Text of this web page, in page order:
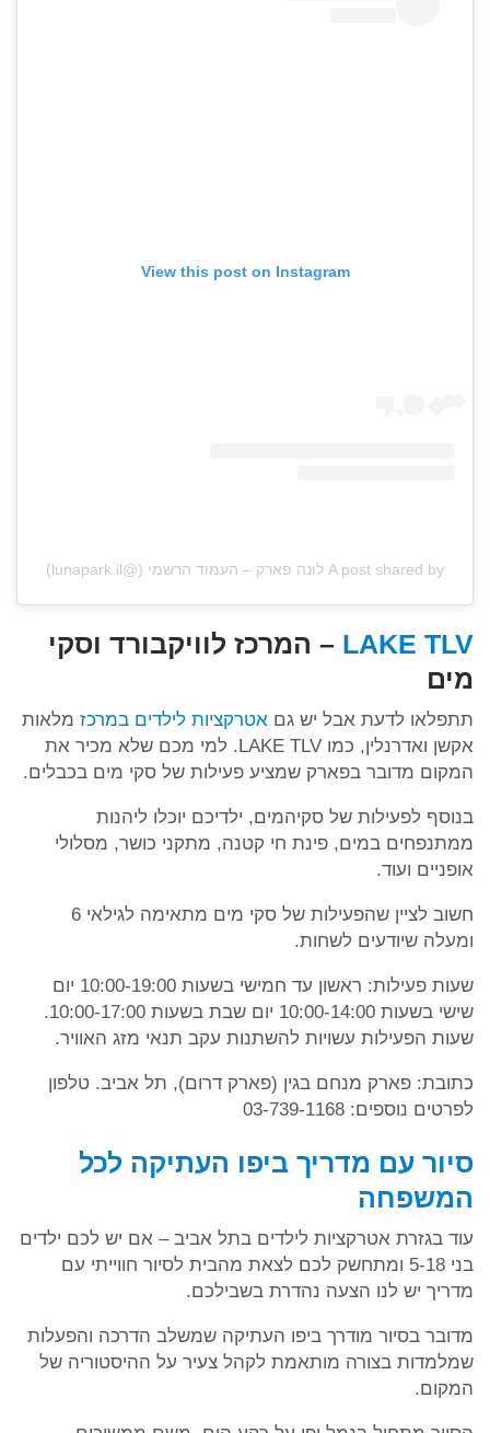
View this post on Instagram
A post shared by לונה פארק – העמוד הרשמי (@lunapark.il)
LAKE TLV – המרכז לוויקבורד וסקי
מים
תתפלאו לדעת אבל יש גם אטרקציות לילדים במרכז מלאות
אקשן ואדרנלין, כמו LAKE TLV. למי מכם שלא מכיר את
המקום מדובר בפארק שמציע פעילות של סקי מים בכבלים.
בנוסף לפעילות של סקיהמים, ילדיכם יוכלו ליהנות
ממתנפחים במים, פינת חי קטנה, מתקני כושר, מסלולי
אופניים ועוד.
חשוב לציין שהפעילות של סקי מים מתאימה לגילאי 6
ומעלה שיודעים לשחות.
שעות פעילות: ראשון עד חמישי בשעות 10:00-19:00 יום
שישי בשעות 10:00-14:00 יום שבת בשעות 10:00-17:00.
שעות הפעילות עשויות להשתנות עקב תנאי מזג האוויר.
כתובת: פארק מנחם בגין (פארק דרום), תל אביב. טלפון
לפרטים נוספים: 03-739-1168
סיור עם מדריך ביפו העתיקה לכל
המשפחה
עוד בגזרת אטרקציות לילדים בתל אביב – אם יש לכם ילדים
בני 5-18 ומתחשק לכם לצאת מהבית לסיור חווייתי עם
מדריך יש לנו הצעה נהדרת בשבילכם.
מדובר בסיור מודרך ביפו העתיקה שמשלב הדרכה והפעלות
שמלמדות בצורה מותאמת לקהל צעיר על ההיסטוריה של
המקום.